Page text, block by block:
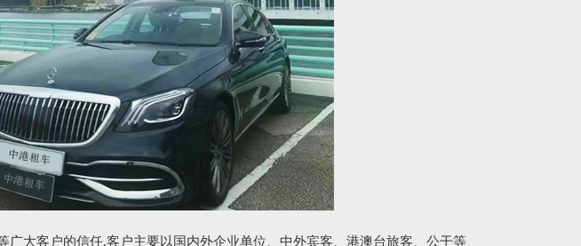
大客户的信任,客户主要以国内外企业单位、中外宾客、港澳台旅客、公干等